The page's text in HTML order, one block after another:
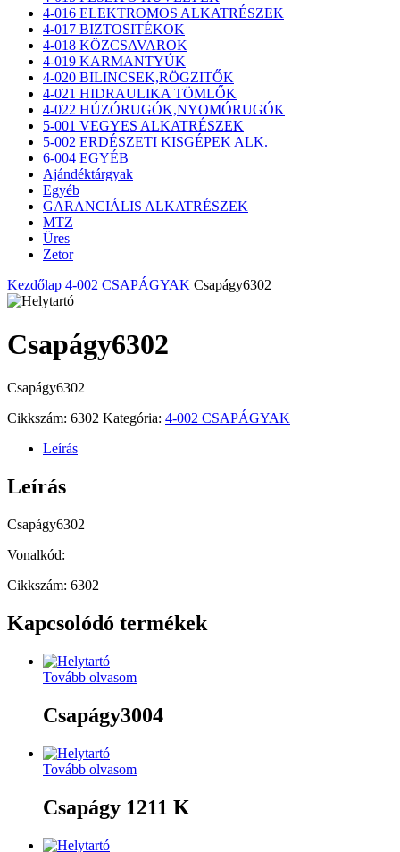
4-016 ELEKTROMOS ALKATRÉSZEK
4-017 BIZTOSITÉKOK
4-018 KÖZCSAVAROK
4-019 KARMANTYÚK
4-020 BILINCSEK,RÖGZITŐK
4-021 HIDRAULIKA TÖMLŐK
4-022 HÚZÓRUGÓK,NYOMÓRUGÓK
5-001 VEGYES ALKATRÉSZEK
5-002 ERDÉSZETI KISGÉPEK ALK.
6-004 EGYÉB
Ajándéktárgyak
Egyéb
GARANCIÁLIS ALKATRÉSZEK
MTZ
Üres
Zetor
Kezdőlap 4-002 CSAPÁGYAK Csapágy6302
Csapágy6302
Csapágy6302
Cikkszám: 6302 Kategória: 4-002 CSAPÁGYAK
Leírás
Leírás
Csapágy6302
Vonalkód:
Cikkszám: 6302
Kapcsolódó termékek
Tovább olvasom
Csapágy3004
Tovább olvasom
Csapágy 1211 K